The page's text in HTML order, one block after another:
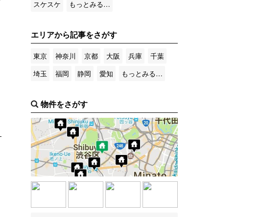
スケスケ
もっとみる…
エリアから記事をさがす
東京 神奈川 京都 大阪 兵庫
千葉
埼玉
福岡 静岡 愛知 もっとみる…
物件をさがす